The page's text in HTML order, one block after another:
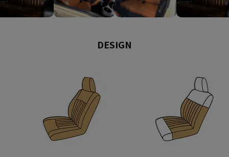
DESIGN